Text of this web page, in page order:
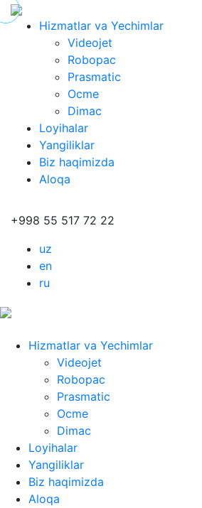
Hizmatlar va Yechimlar
Videojet
Robopac
Prasmatic
Ocme
Dimac
Loyihalar
Yangiliklar
Biz haqimizda
Aloqa
+998 55 517 72 22
uz
en
ru
Hizmatlar va Yechimlar
Videojet
Robopac
Prasmatic
Ocme
Dimac
Loyihalar
Yangiliklar
Biz haqimizda
Aloqa